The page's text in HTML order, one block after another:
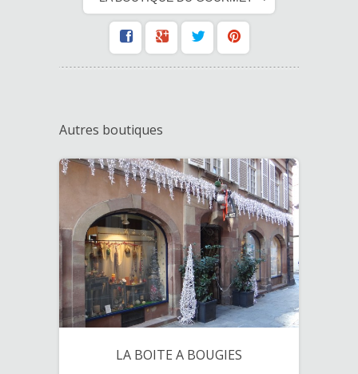
Autres boutiques
LA BOITE A BOUGIES